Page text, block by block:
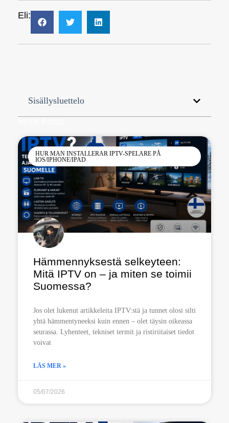
Eli:
Sisällysluettelo
HUR MAN INSTALLERAR IPTV-SPELARE PÅ
IOS/IPHONE/IPAD
Hämmennyksestä selkeyteen:
Mitä IPTV on – ja miten se toimii
Suomessa?
Jos olet lukenut artikkeleita IPTV:stä ja tunnet olosi silti
yhtä hämmentyneeksi kuin ennen – olet täysin oikeassa
seurassa. Lyhenteet, tekniset termit ja ristiriitaiset tiedot
voivat
LÄS MER »
05/07/2026